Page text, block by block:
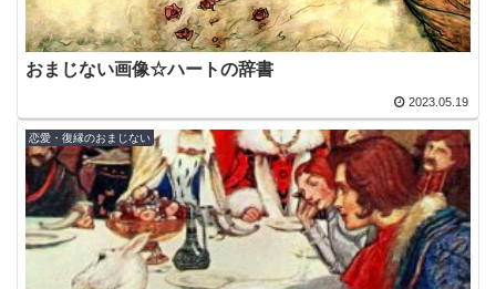
おまじない画像☆ハートの辞書
2023.05.19
恋愛・復縁のおまじない